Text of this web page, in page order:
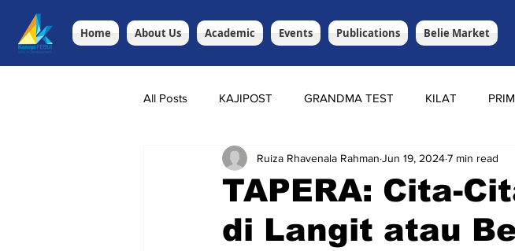
Home About Us Academic Events Publications Belie Market
All Posts KAJIPOST GRANDMA TEST KILAT
TAPERA: Cita-
di Langit atau
Ruiza Rhavenala Rahman Jun 19, 20247 min read